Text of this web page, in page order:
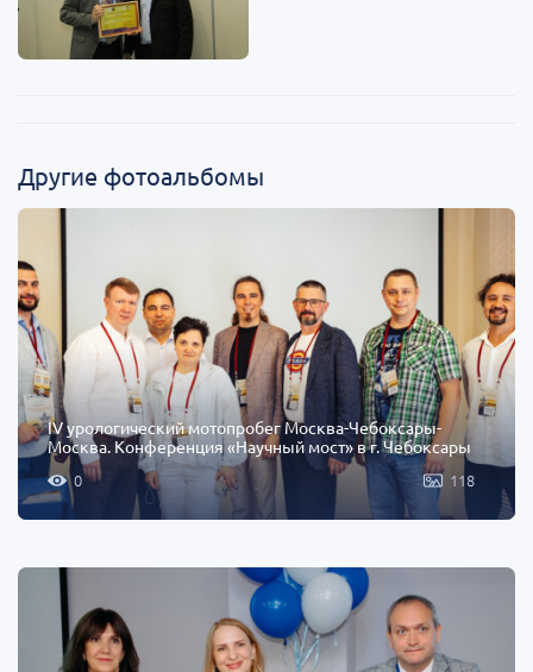
Другие фотоальбомы
IV урологический мотопробег Москва-Чебоксары-
Москва. Конференция «Научный мост» в г. Чебоксары
0 118